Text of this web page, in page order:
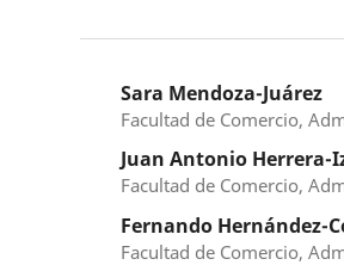
Sara Mendoza-Juárez
Facultad de Comercio,
Juan Antonio Herrera-
Facultad de Comercio,
Fernando Hernández-
Facultad de Comercio,